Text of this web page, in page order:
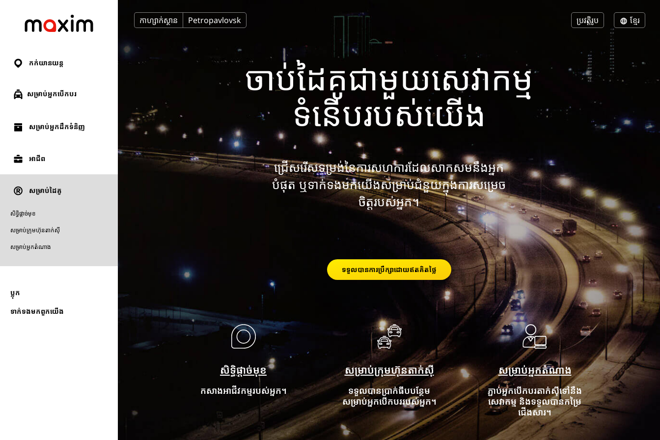
កក់យានយន្ត
សម្រាប់អ្នកបើកបរ
សម្រាប់អ្នកដឹកទំនិញ
អាជីព
សម្រាប់ដៃគូ
សិទ្ធិផ្តាច់មុខ
សម្រាប់ក្រុមហ៊ុនតាក់ស៊ី
សម្រាប់អ្នកតំណាង
ប្លុក
ទាក់ទងមកពួកយើង
កាហ្សាក់ស្ថាន Petropavlovsk ប្រវត្តិរូប ខ្មែរ
ចាប់ដៃគូជាមួយសេវាកម្ម
ទំនើបរបស់យើង
ជ្រើសរើសទម្រង់នៃការសហការដែលសាកសមនឹងអ្នក
បំផុត ឬទាក់ទងមកយើងសម្រាប់ជំនួយក្នុងការសម្រេច
ចិត្តរបស់អ្នក។
ទទួលបានការប្រឹក្សាដោយឥតគិតថ្លៃ
សិទ្ធិផ្តាច់មុខ
កសាងអាជីវកម្មរបស់អ្នក។
សម្រាប់ក្រុមហ៊ុនតាក់ស៊ី
ទទួលបានប្រាក់ធីបបន្ថែម
សម្រាប់អ្នកបើកបររបស់អ្នក។
សម្រាប់អ្នកតំណាង
ភ្ជាប់អ្នកបើកបរតាក់ស៊ីទៅនឹង
សេវាកម្ម និងទទួលបានកម្រៃ
ជើងសារ។